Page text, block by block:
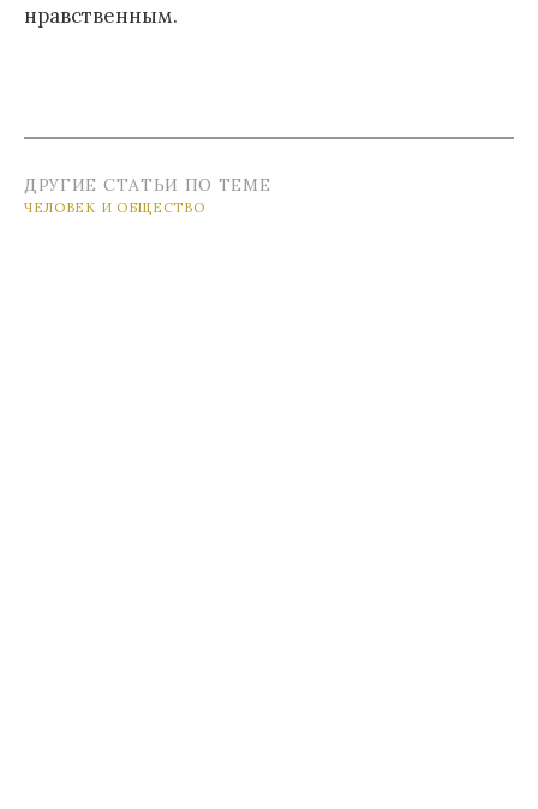
нравственным.
ДРУГИЕ СТАТЬИ ПО ТЕМЕ
ЧЕЛОВЕК И ОБЩЕСТВО